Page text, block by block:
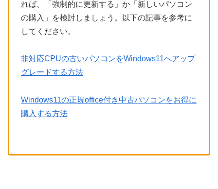
れば、「強制的に更新する」か「新しいパソコン
の購入」を検討しましょう。以下の記事を参考に
してください。
非対応CPUの古いパソコンをWindows11へアップ
グレードする方法
Windows11の正規office付き中古パソコンをお得に
購入する方法